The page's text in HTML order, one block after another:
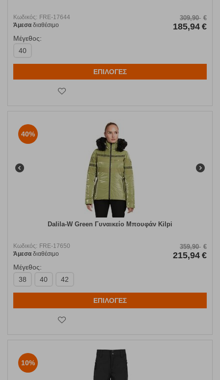
Κωδικός: FRE-17644
Άμεσα διαθέσιμο
309,90 €
185,94 €
Μέγεθος:
40
ΕΠΙΛΟΓΕΣ
40%
Dalila-W Green Γυναικείο Μπουφάν Kilpi
Κωδικός: FRE-17650
Άμεσα διαθέσιμο
359,90 €
215,94 €
Μέγεθος:
38
40 42
ΕΠΙΛΟΓΕΣ
10%